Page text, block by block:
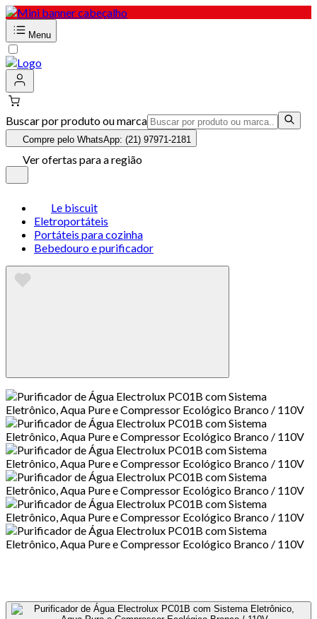
Menu
Buscar por produto ou marca
Compre pelo WhatsApp: (21) 97971-2181
Ver ofertas para a região
Le biscuit
Eletroportáteis
Portáteis para cozinha
Bebedouro e purificador